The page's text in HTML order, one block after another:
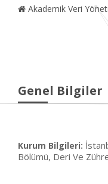
Akademik Veri
Genel Bilgiler
Kurum Bilgileri:
Bölümü, Deri Ve